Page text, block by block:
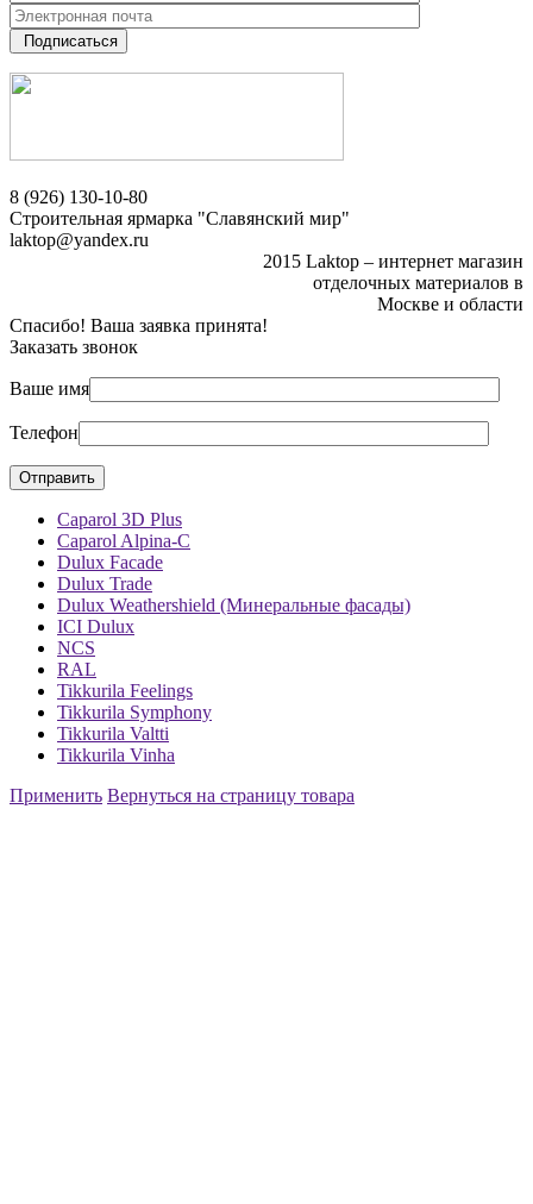
Подписаться
8 (926) 130-10-80
Строительная ярмарка "Славянский мир"
laktop@yandex.ru
2015 Laktop – интернет магазин
отделочных материалов в
Москве и области
Спасибо! Ваша заявка принята!
Заказать звонок
Ваше имя
Телефон
Caparol 3D Plus
Caparol Alpina-C
Dulux Facade
Dulux Trade
Dulux Weathershield (Минеральные фасады)
ICI Dulux
NCS
RAL
Tikkurila Feelings
Tikkurila Symphony
Tikkurila Valtti
Tikkurila Vinha
Применить Вернуться на страницу товара